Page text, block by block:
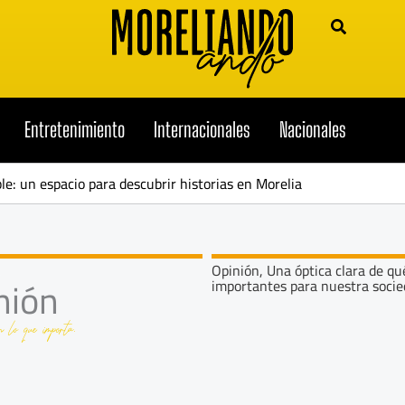
Entretenimiento Internacionales Nacionales
un espacio para descubrir historias en Morelia
lo que importa.
Opinión, Una óptica clara de
importantes para nuestra